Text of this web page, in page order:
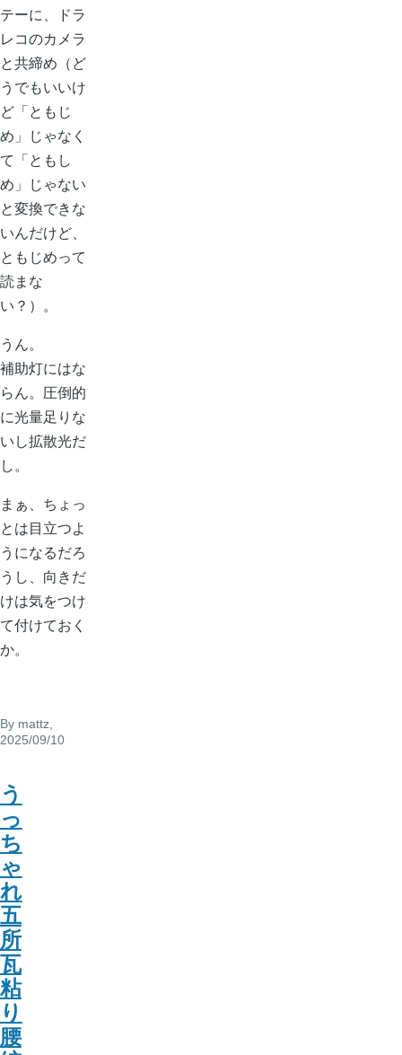
テーに、ドラ
レコのカメラ
と共締め（ど
うでもいいけ
ど「ともじ
め」じゃなく
て「ともし
め」じゃない
と変換できな
いんだけど、
ともじめって
読まな
い？）。
うん。
補助灯にはな
らん。圧倒的
に光量足りな
いし拡散光だ
し。
まぁ、ちょっ
とは目立つよ
うになるだろ
うし、向きだ
けは気をつけ
て付けておく
か。
By mattz
2025/09/10
う
っ
ち
ゃ
れ
五
所
瓦
粘
り
腰